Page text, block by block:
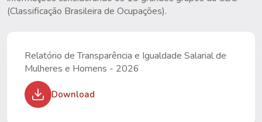
(Classificação Brasileira de Ocupações).
Relatório de Transparência e Igualdade Salarial de
Mulheres e Homens - 2026
Download